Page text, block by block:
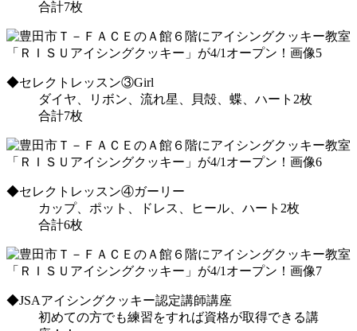
合計7枚
◆セレクトレッスン③Girl
ダイヤ、リボン、流れ星、貝殻、蝶、ハート2枚
合計7枚
◆セレクトレッスン④ガーリー
カップ、ポット、ドレス、ヒール、ハート2枚
合計6枚
◆JSAアイシングクッキー認定講師講座
初めての方でも練習をすれば資格が取得できる講